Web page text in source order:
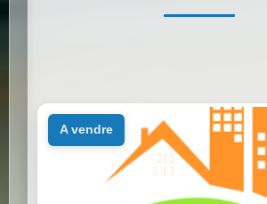
a vendre